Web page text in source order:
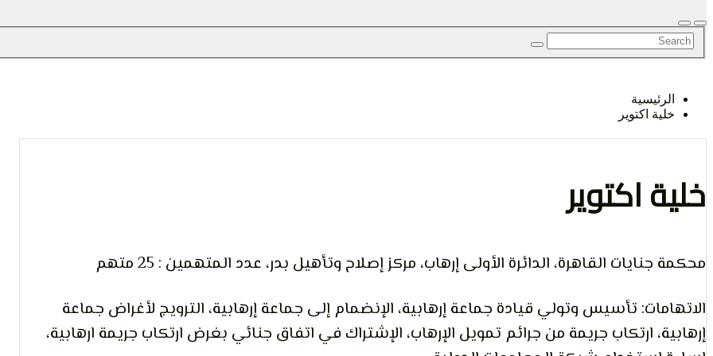
الرأي و
الإنسان
الرئيسية
خلية اكتوير
خلية اكتوير
محكمة جنايات القاهرة، الدائرة الأولى إرهاب، مركز إصلاح وتأهيل بدر، عدد المتهمين : 25 متهم
الاتهامات: تأسيس وتولي قيادة جماعة إرهابية، الإنضمام إلى جماعة إرهابية، الترويج لأغراض جماعة
إرهابية، ارتكاب جريمة من جرائم تمويل الإرهاب، الإشتراك في اتفاق جنائي بغرض ارتكاب جريمة ارهابية،